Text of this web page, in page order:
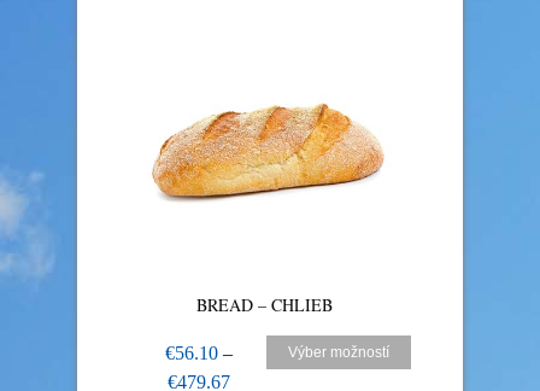
BREAD – CHLIEB
€56.10 –
€479.67
Výber možností